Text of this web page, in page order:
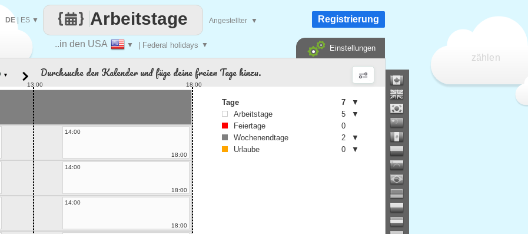
zählen
..in den USA ▼ | Federal holidays ▼
Arbeitstage
DE| ES ▼ Angestellter ▼ Registrierung
Einstellungen
▼ Durchsuche den Kalender und füge deine freien Tage hinzu.
13:00 18:00
14:00
18:00
14:00
18:00
14:00
18:00
Tage 7
▼
Arbeitstage
5
▼
Feiertage
0
Wochenendtage
2
▼
Urlaube
0 ▼